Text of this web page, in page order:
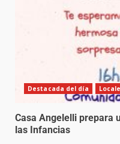
Destacada del día
Casa Angelelli prepara
las Infancias